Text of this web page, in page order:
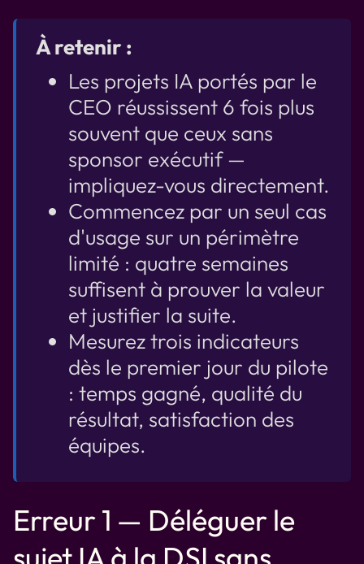
À retenir :
Les projets IA portés par le
CEO réussissent 6 fois plus
souvent que ceux sans
sponsor exécutif —
impliquez-vous directement.
Commencez par un seul cas
d'usage sur un périmètre
limité : quatre semaines
suffisent à prouver la valeur
et justifier la suite.
Mesurez trois indicateurs
dès le premier jour du pilote
: temps gagné, qualité du
résultat, satisfaction des
équipes.
Erreur 1 — Déléguer le